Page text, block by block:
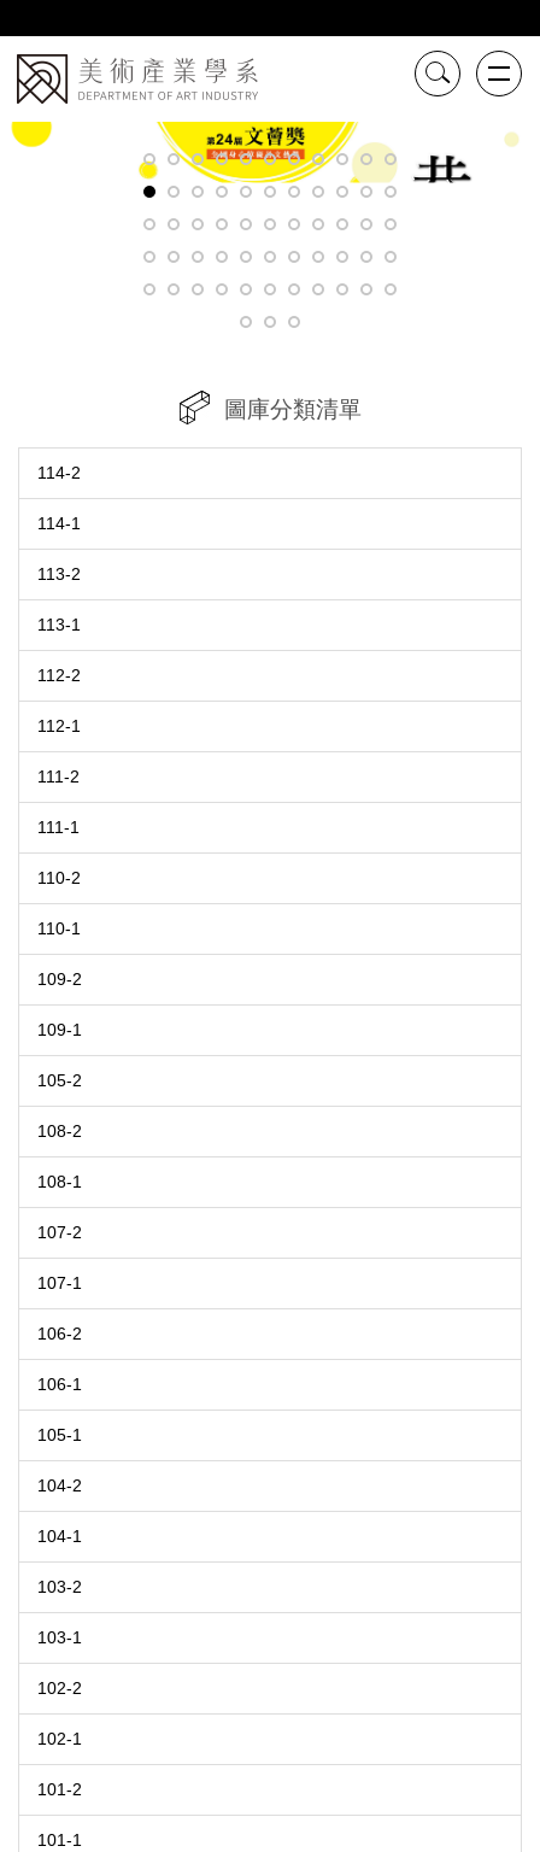
到
主
要
內
容
圖庫分類清單
114-2
114-1
113-2
113-1
112-2
112-1
111-2
111-1
110-2
110-1
109-2
109-1
105-2
108-2
108-1
107-2
107-1
106-2
106-1
105-1
104-2
104-1
103-2
103-1
102-2
102-1
101-2
101-1